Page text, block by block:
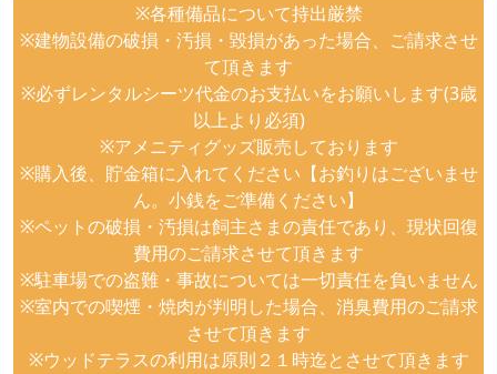
※各種備品について持出厳禁
※建物設備の破損・汚損・毀損があった場合、ご請求させ
て頂きます
※必ずレンタルシーツ代金のお支払いをお願いします(3歳
以上より必須)
※アメニティグッズ販売しております
※購入後、貯金箱に入れてください【お釣りはございませ
ん。小銭をご準備ください】
※ペットの破損・汚損は飼主さまの責任であり、現状回復
費用のご請求させて頂きます
※駐車場での盗難・事故については一切責任を負いません
※室内での喫煙・焼肉が判明した場合、消臭費用のご請求
させて頂きます
※ウッドテラスの利用は原則２１時迄とさせて頂きます